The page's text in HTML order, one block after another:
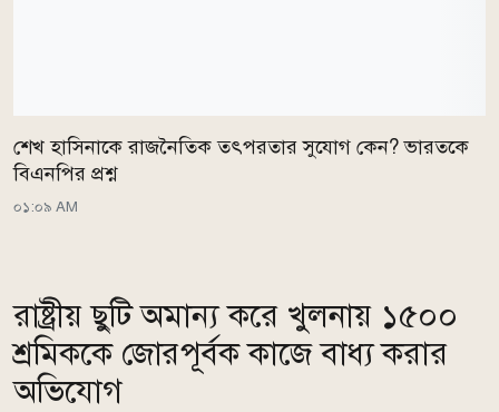
শেখ হাসিনাকে রাজনৈতিক তৎপরতার সুযোগ কেন? ভারতকে
বিএনপির প্রশ্ন
০১:০৯ AM
রাষ্ট্রীয় ছুটি অমান্য করে খুলনায় ১৫০০
শ্রমিককে জোরপূর্বক কাজে বাধ্য করার
অভিযোগ